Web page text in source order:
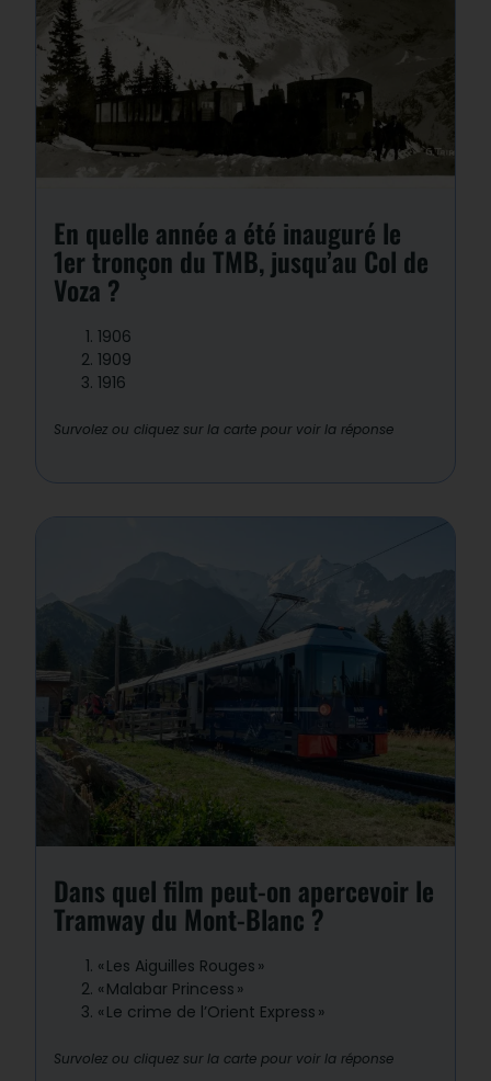
En quelle année a été inauguré le
1er tronçon du TMB, jusqu’au Col de
Voza ?
1906
1909
1916
Survolez ou cliquez sur la carte pour voir la réponse
Réponse : 2
Les travaux débutent en 1906 ; le 25
juillet 1909, le tronçon Le Fayet – Col de
assuraient la ligne.
Dans quel film peut-on apercevoir le
Tramway du Mont-Blanc ?
« Les Aiguilles Rouges »
« Malabar Princess »
« Le crime de l’Orient Express »
Survolez ou cliquez sur la carte pour voir la réponse
Réponse : 2
Dans le film de 2003, on aperçoit
«Marie
», une automotrice du TMB.
conducteur.